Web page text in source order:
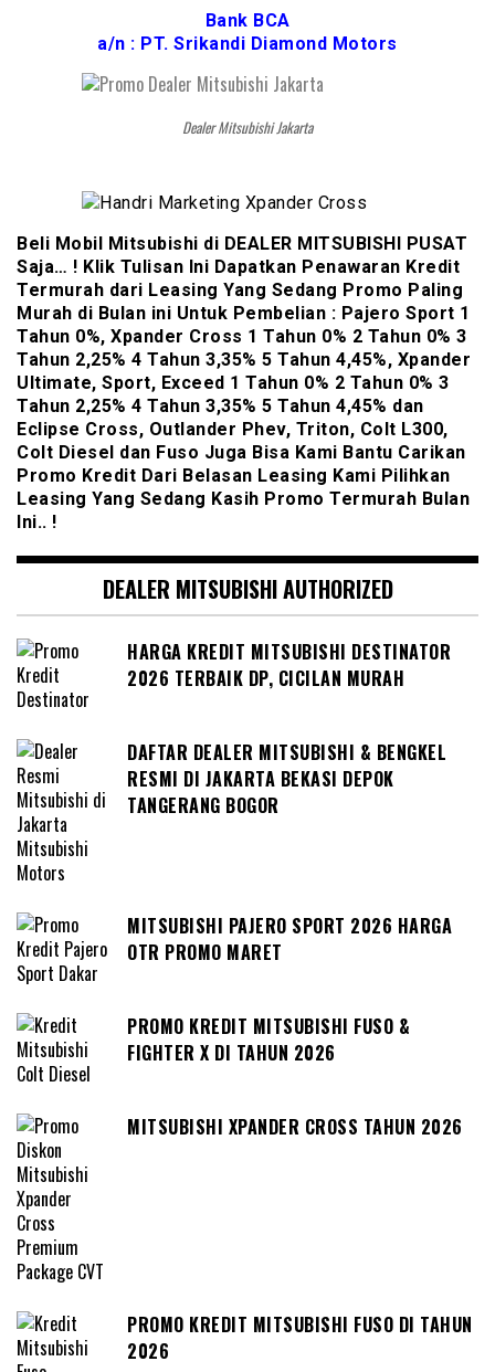
Bank BCA
a/n : PT. Srikandi Diamond Motors
Dealer Mitsubishi Jakarta
Beli Mobil Mitsubishi di DEALER MITSUBISHI PUSAT
Saja… ! Klik Tulisan Ini Dapatkan Penawaran Kredit
Termurah dari Leasing Yang Sedang Promo Paling
Murah di Bulan ini Untuk Pembelian : Pajero Sport 1
Tahun 0%, Xpander Cross 1 Tahun 0% 2 Tahun 0% 3
Tahun 2,25% 4 Tahun 3,35% 5 Tahun 4,45%, Xpander
Ultimate, Sport, Exceed 1 Tahun 0% 2 Tahun 0% 3
Tahun 2,25% 4 Tahun 3,35% 5 Tahun 4,45% dan
Eclipse Cross, Outlander Phev, Triton, Colt L300,
Colt Diesel dan Fuso Juga Bisa Kami Bantu Carikan
Promo Kredit Dari Belasan Leasing Kami Pilihkan
Leasing Yang Sedang Kasih Promo Termurah Bulan
Ini.. !
DEALER MITSUBISHI AUTHORIZED
HARGA KREDIT MITSUBISHI DESTINATOR
2026 TERBAIK DP, CICILAN MURAH
DAFTAR DEALER MITSUBISHI & BENGKEL
RESMI DI JAKARTA BEKASI DEPOK
TANGERANG BOGOR
MITSUBISHI PAJERO SPORT 2026 HARGA
OTR PROMO MARET
PROMO KREDIT MITSUBISHI FUSO &
FIGHTER X DI TAHUN 2026
MITSUBISHI XPANDER CROSS TAHUN 2026
PROMO KREDIT MITSUBISHI FUSO DI TAHUN
2026